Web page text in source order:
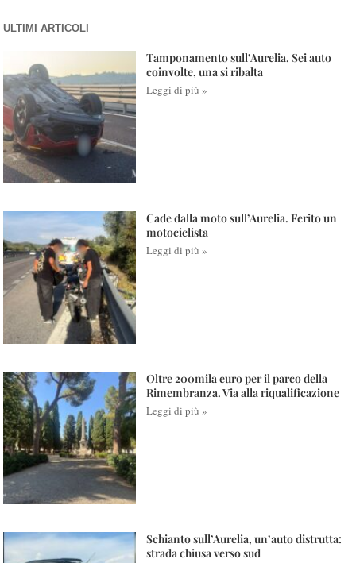
ULTIMI ARTICOLI
Tamponamento sull’Aurelia. Sei auto
coinvolte, una si ribalta
Leggi di più »
Cade dalla moto sull’Aurelia. Ferito un
motociclista
Leggi di più »
Oltre 200mila euro per il parco della
Rimembranza. Via alla riqualificazione
Leggi di più »
Schianto sull’Aurelia, un’auto distrutta:
strada chiusa verso sud